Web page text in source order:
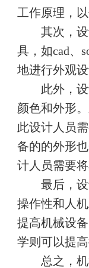
工作原理，
其次，
具，如cad、
地进行外观设
此外，
颜色和外形
此设计人员
备的的外形
计人员需要
最后，
操作性和人
提高机械设
学则可以提
总之，